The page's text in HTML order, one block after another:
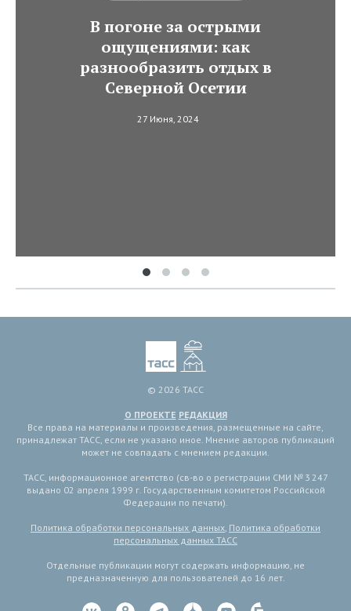
В погоне за острыми
ощущениями: как
разнообразить отдых в
Северной Осетии
27 Июня, 2024
© 2026 ТАСС
О ПРОЕКТЕ РЕДАКЦИЯ
Все права на материалы и произведения, размещенные на сайте,
принадлежат ТАСС, если не указано иное. Мнение авторов публикаций
может не совпадать с мнением редакции.
ТАСС, информационное агентство (св-во о регистрации СМИ № 3 247
выдано 02 апреля 1999 г. Государственным комитетом Российской
Федерации по печати).
Политика обработки персональных данных, Политика обработки
персональных данных ТАСС
Отдельные публикации могут содержать информацию, не
предназначенную для пользователей до 16 лет.